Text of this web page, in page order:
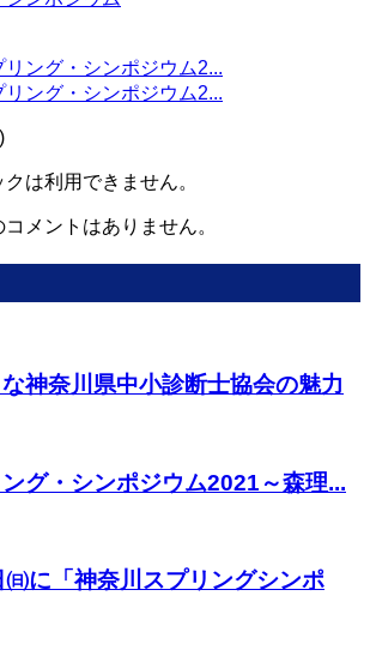
ング・シンポジウム2...
ング・シンポジウム2...
クは利用できません。
メントはありません。
神奈川県中小診断士協会の魅力
グ・シンポジウム2021～森理...
に「神奈川スプリングシンポ